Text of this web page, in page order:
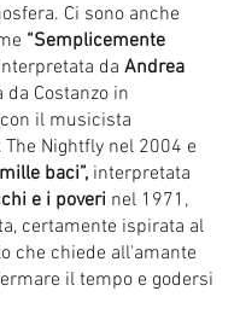
Ci sono anche
“Semplicemente
da Andrea
da Costanzo in
il musicista
Nightfly nel 2004 e
baci”, interpretata
e i poveri nel 1971,
certamente ispirata al
che chiede all'amante
il tempo e godersi